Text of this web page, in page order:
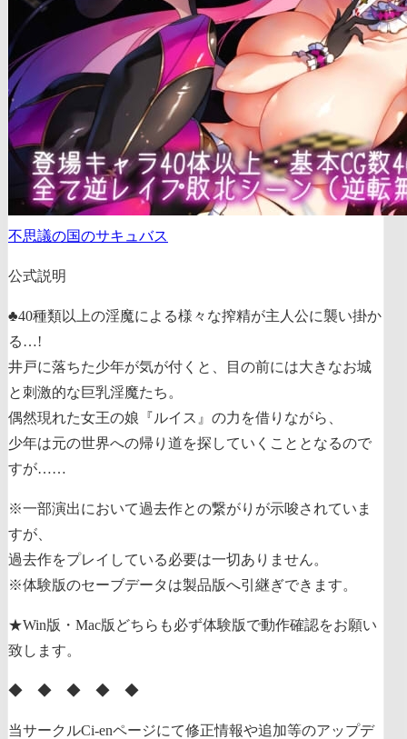
不思議の国のサキュバス
公式説明
♣40種類以上の淫魔による様々な搾精が主人公に襲い掛か
る…!
井戸に落ちた少年が気が付くと、目の前には大きなお城
と刺激的な巨乳淫魔たち。
偶然現れた女王の娘『ルイス』の力を借りながら、
少年は元の世界への帰り道を探していくこととなるので
すが……
※一部演出において過去作との繋がりが示唆されていま
すが、
過去作をプレイしている必要は一切ありません。
※体験版のセーブデータは製品版へ引継ぎできます。
★Win版・Mac版どちらも必ず体験版で動作確認をお願い
致します。
◆ ◆ ◆ ◆ ◆
当サークルCi-enページにて修正情報や追加等のアップデ